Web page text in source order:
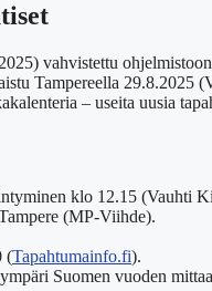
vahvistettu
Tampereella 29.8.2025
– useita uusia
klo 12.15 (Vauhti
(MP-Viihde).
(Tapahtumainfo.fi).
Suomen vuoden